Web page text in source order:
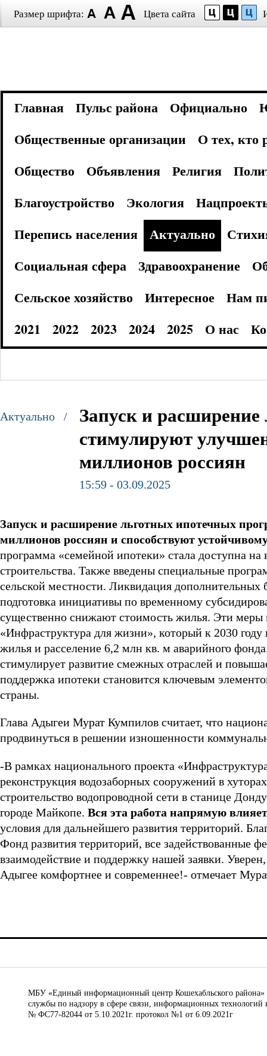
Размер шрифта: Цвета сайта
Главная Пульс района Официально
Общественные организации
О тех, кто
Общество
Объявления Религия
Благоустройство
Экология
Перепись населения
Актуально
Социальная сфера
Здравоохранение
Сельское хозяйство
Интересное
Нам
2021
2022 2023 2024 2025 О нас
Актуально /
Запуск и
стимулируют
миллионов россиян
15:59 - 03.09.2025
Запуск и расширение льготных ипотечных
миллионов россиян и способствуют
программа «семейной ипотеки» стала доступна
строительства. Также введены специальные
сельской местности. Ликвидация
подготовка инициативы по временному
существенно снижают стоимость жилья. Эти
«Инфраструктура для жизни», который к 2030
жилья и расселение 6,2 млн кв. м аварийного
стимулирует развитие смежных отраслей и
поддержка ипотеки становится ключевым
страны.
Глава Адыгеи Мурат Кумпилов считает, что
продвинуться в решении изношенности
-В рамках национального проекта
реконструкция водозаборных сооружений в
строительство водопроводной сети в станице
городе Майкопе. Вся эта работа напрямую
условия для дальнейшего развития территорий.
Фонд развития территорий, все задействованные
взаимодействие и поддержку нашей заявки.
Адыгее комфортнее и современнее!- отмечает
МБУ «Единый информационный центр Кошехабльского района»
службы по надзору в сфере связи, информационных
№ ФС77-82044 от 5.10.2021г. протокол №1 от 6.09.2021г